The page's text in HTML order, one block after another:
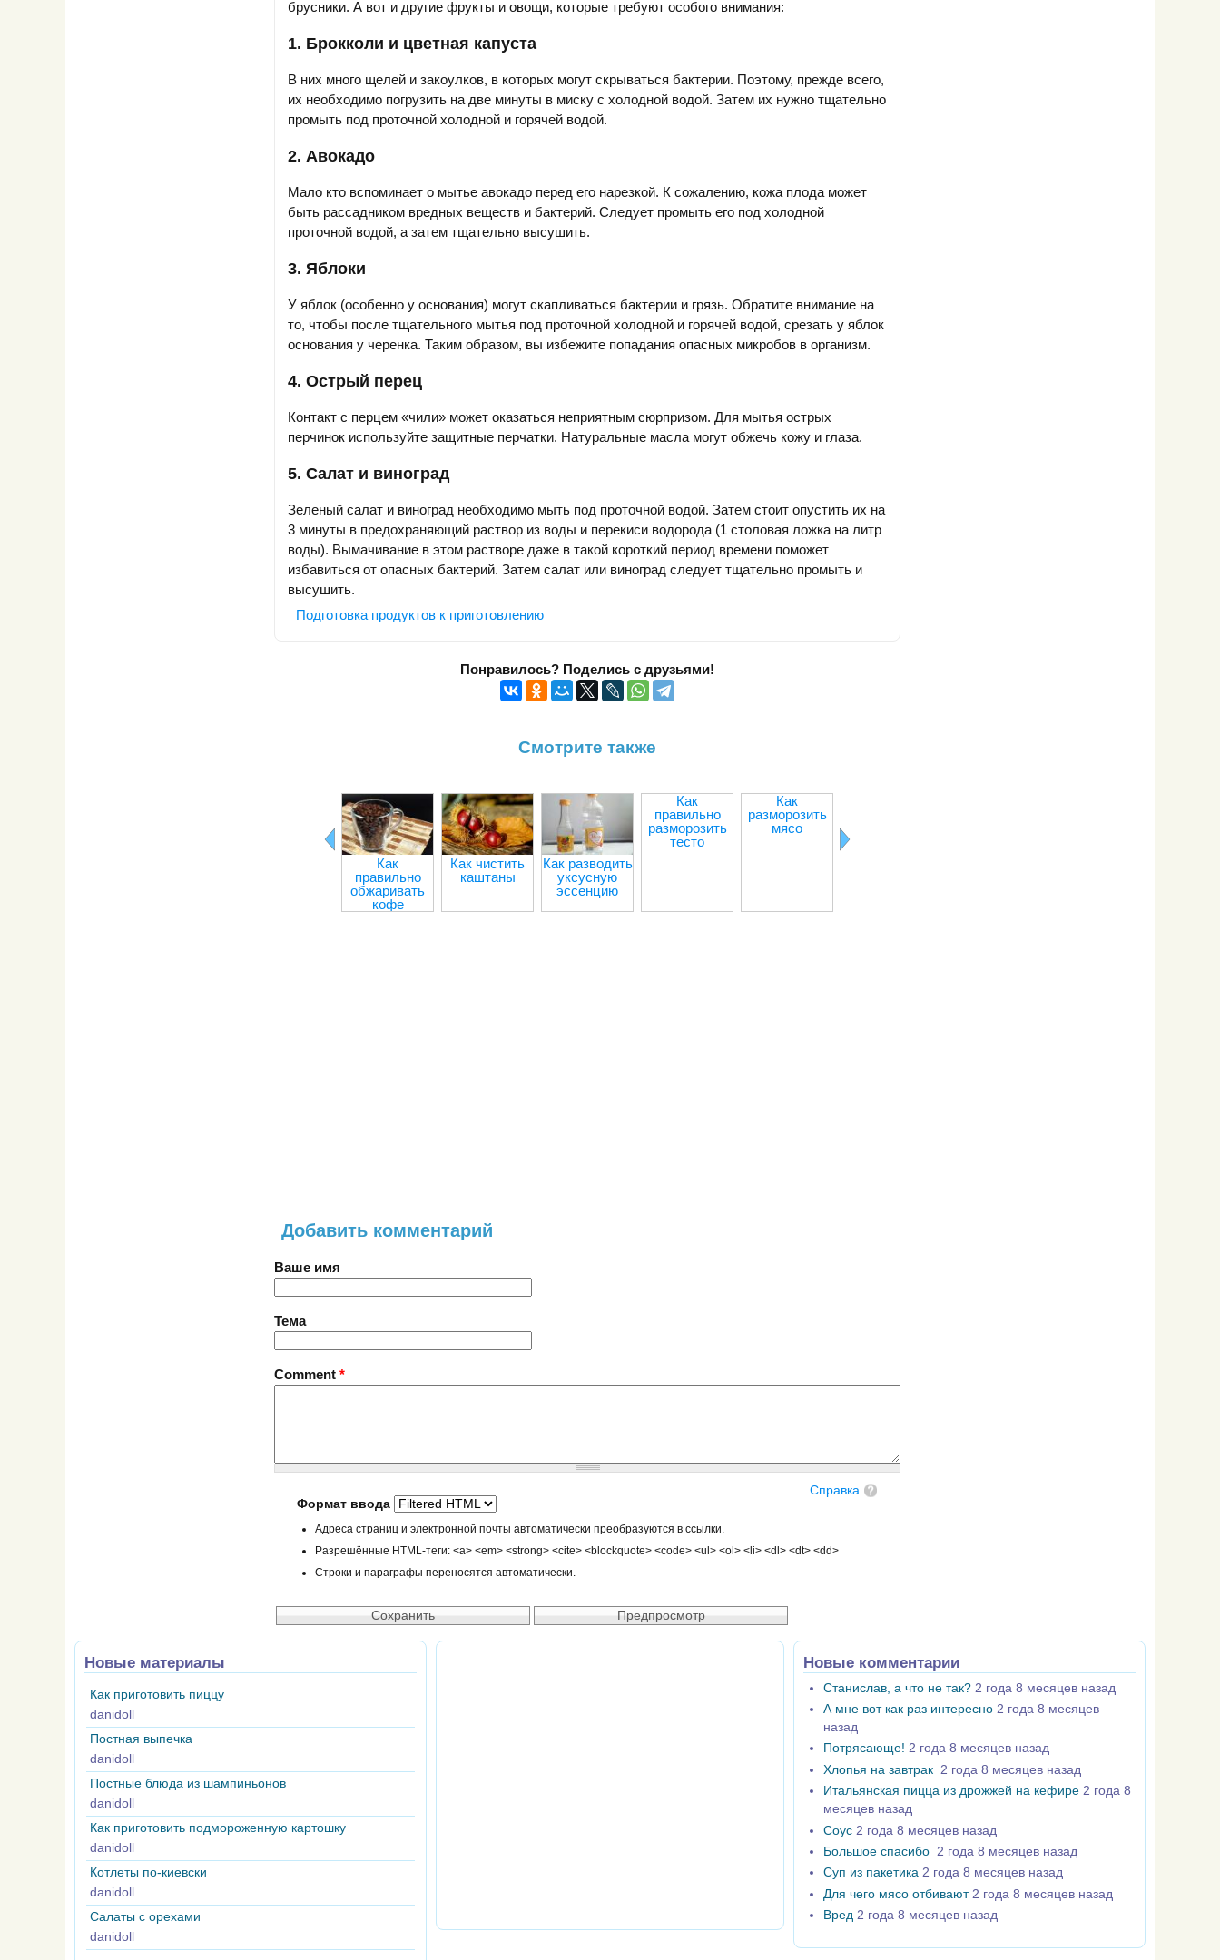
брусники. А вот и другие фрукты и овощи, которые требуют особого внимания:
1. Брокколи и цветная капуста
В них много щелей и закоулков, в которых могут скрываться бактерии. Поэтому, прежде всего,
их необходимо погрузить на две минуты в миску с холодной водой. Затем их нужно тщательно
промыть под проточной холодной и горячей водой.
2. Авокадо
Мало кто вспоминает о мытье авокадо перед его нарезкой. К сожалению, кожа плода может
быть рассадником вредных веществ и бактерий. Следует промыть его под холодной
проточной водой, а затем тщательно высушить.
3. Яблоки
У яблок (особенно у основания) могут скапливаться бактерии и грязь. Обратите внимание на
то, чтобы после тщательного мытья под проточной холодной и горячей водой, срезать у яблок
основания у черенка. Таким образом, вы избежите попадания опасных микробов в организм.
4. Острый перец
Контакт с перцем «чили» может оказаться неприятным сюрпризом. Для мытья острых
перчинок используйте защитные перчатки. Натуральные масла могут обжечь кожу и глаза.
5. Салат и виноград
Зеленый салат и виноград необходимо мыть под проточной водой. Затем стоит опустить их на
3 минуты в предохраняющий раствор из воды и перекиси водорода (1 столовая ложка на литр
воды). Вымачивание в этом растворе даже в такой короткий период времени поможет
избавиться от опасных бактерий. Затем салат или виноград следует тщательно промыть и
высушить.
Подготовка продуктов к приготовлению
Понравилось? Поделись с друзьями!
Смотрите также
Как
правильно
обжаривать
кофе
Как чистить
каштаны
Как разводить
уксусную
эссенцию
Как
правильно
разморозить
тесто
Как
разморозить
мясо
Добавить комментарий
Ваше имя
Тема
Comment *
Справка
Формат ввода
Адреса страниц и электронной почты автоматически преобразуются в ссылки.
Разрешённые HTML-теги: <a> <em> <strong> <cite> <blockquote> <code> <ul> <ol> <li> <dl> <dt> <dd>
Строки и параграфы переносятся автоматически.
Новые материалы
Как приготовить пиццу
danidoll
Постная выпечка
danidoll
Постные блюда из шампиньонов
danidoll
Как приготовить подмороженную картошку
danidoll
Котлеты по-киевски
danidoll
Салаты с орехами
danidoll
Новые комментарии
Станислав, а что не так? 2 года 8 месяцев назад
А мне вот как раз интересно 2 года 8 месяцев
назад
Потрясающе! 2 года 8 месяцев назад
Хлопья на завтрак 2 года 8 месяцев назад
Итальянская пицца из дрожжей на кефире 2 года 8
месяцев назад
Соус 2 года 8 месяцев назад
Большое спасибо 2 года 8 месяцев назад
Суп из пакетика 2 года 8 месяцев назад
Для чего мясо отбивают 2 года 8 месяцев назад
Вред 2 года 8 месяцев назад